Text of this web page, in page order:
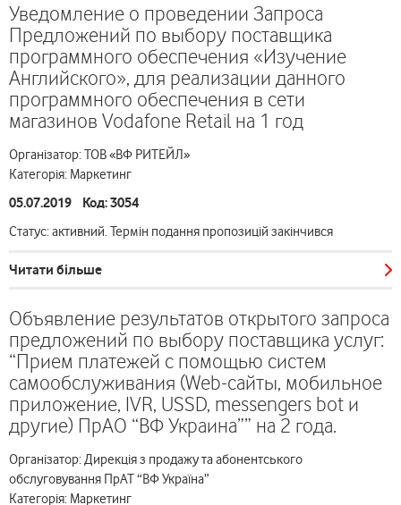
Уведомление о проведении Запроса
Предложений по выбору поставщика
программного обеспечения «Изучение
Английского», для реализации данного
программного обеспечения в сети
магазинов Vodafone Retail на 1 год
Організатор: ТОВ «ВФ РИТЕЙЛ»
Категорія: Маркетинг
05.07.2019 Код: 3054
Статус: активний. Термін подання пропозицій закінчився
Читати більше
Объявление результатов открытого запроса
предложений по выбору поставщика услуг:
“Прием платежей с помощью систем
самообслуживания (Web-сайты, мобильное
приложение, IVR, USSD, messengers bot и
другие) ПрАО “ВФ Украина”” на 2 года.
Організатор: Дирекція з продажу та абонентського
обслуговування ПрАТ “ВФ Україна”
Категорія: Маркетинг